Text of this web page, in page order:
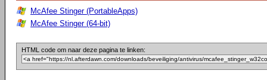
McAfee Stinger (PortableApps)
McAfee Stinger (64-bit)
HTML code om naar deze pagina te linken: